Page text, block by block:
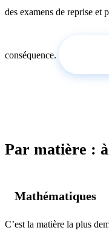
des examens de reprise et
conséquence.
Par matière :
Mathématiques
C’est la matière la plus